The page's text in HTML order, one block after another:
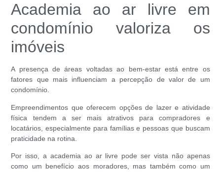
Academia ao ar livre em
condomínio valoriza os
imóveis
A presença de áreas voltadas ao bem-estar está entre os
fatores que mais influenciam a percepção de valor de um
condomínio.
Empreendimentos que oferecem opções de lazer e atividade
física tendem a ser mais atrativos para compradores e
locatários, especialmente para famílias e pessoas que buscam
praticidade na rotina.
Por isso, a academia ao ar livre pode ser vista não apenas
como um benefício aos moradores, mas também como um